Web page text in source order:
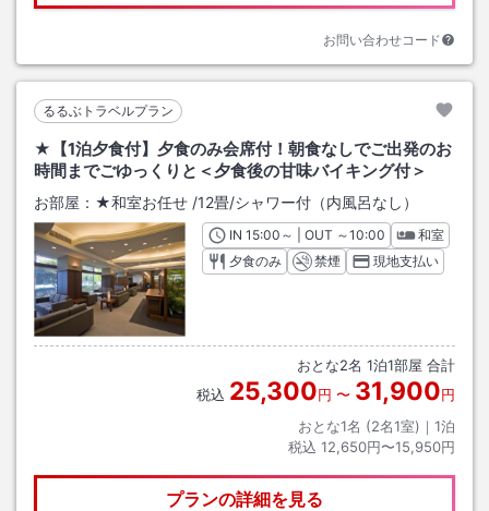
お問い合わせコード
るるぶトラベルプラン
★【1泊夕食付】夕食のみ会席付！朝食なしでご出発のお
時間までごゆっくりと＜夕食後の甘味バイキング付＞
お部屋： ★和室お任せ /12畳/シャワー付（内風呂なし）
INチェックイン
15:00 ～ | OUT チェックアウト
～10:00
和室
夕食のみ
禁煙 現地支払い
おとな2名 1泊1部屋 合計
税込 25,300円 〜 31,900円
おとな1名 (2名1室)｜ 1泊
税込 12,650円〜15,950円
プランの詳細を見る